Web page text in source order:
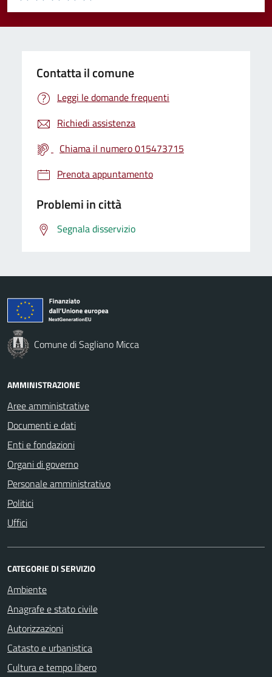
Valuta 5 stelle su 5
Valuta 4 stelle su 5
Valuta 3 stelle su 5
Valuta 2 stelle su 5
Valuta 1 stelle su 5
Contatta il comune
Leggi le domande frequenti
Richiedi assistenza
Chiama il numero 015473715
Prenota appuntamento
Problemi in città
Segnala disservizio
Comune di Sagliano Micca
AMMINISTRAZIONE
Aree amministrative
Documenti e dati
Enti e fondazioni
Organi di governo
Personale amministrativo
Politici
Uffici
CATEGORIE DI SERVIZIO
Ambiente
Anagrafe e stato civile
Autorizzazioni
Catasto e urbanistica
Cultura e tempo libero